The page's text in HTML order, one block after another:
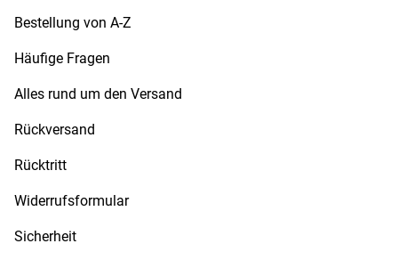
Bestellung von A-Z
Häufige Fragen
Alles rund um den Versand
Rückversand
Rücktritt
Widerrufsformular
Sicherheit